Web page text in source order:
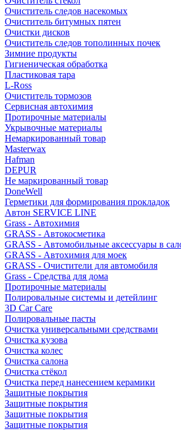
Очиститель следов насекомых
Очиститель битумных пятен
Очистки дисков
Очиститель следов тополинных почек
Зимние продукты
Гигиеническая обработка
Пластиковая тара
L-Ross
Очиститель тормозов
Сервисная автохимия
Протирочные материалы
Укрывочные материалы
Немаркированный товар
Masterwax
Hafman
DEPUR
Не маркированный товар
DoneWell
Герметики для формирования прокладок
Автон SERVICE LINE
Grass - Автохимия
GRASS - Автокосметика
GRASS - Автомобильные аксессуары в
GRASS - Автохимия для моек
GRASS - Очистители для автомобиля
Grass - Средства для дома
Протирочные материалы
Полировальные системы и детейлинг
3D Car Care
Полировальные пасты
Очистка универсальными средствами
Очистка кузова
Очистка колес
Очистка салона
Очистка стёкол
Очистка перед нанесением керамики
Защитные покрытия
Защитные покрытия
Защитные покрытия
Защитные покрытия